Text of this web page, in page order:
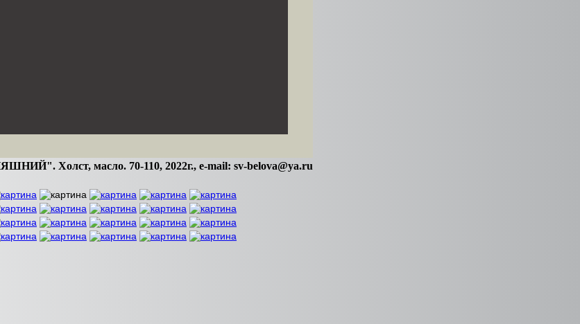
Холст, масло. 70-110, 2022г., e-mail: sv-belova@ya.ru